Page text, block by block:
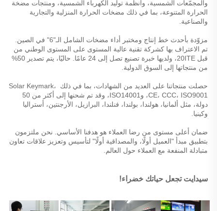
والصناعية.
من منتجاتها إلى السوق الدولية.
حصلت منتجاتنا على العديد من الشهادات، بما في ذلك Solar Keymark،
وكينيا.
متبادلة المنفعة مع العملاء حول العالم.
سيدايت تجعل حياتك خضراء!